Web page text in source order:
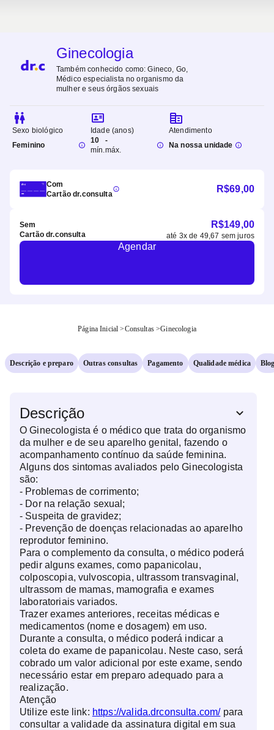
Ginecologia
Também conhecido como:Gineco, Go,
Médico especialista no organismo da
mulher e seus órgãos sexuais
Sexo biológico
Feminino
Idade (anos)
10
mín.
-
máx.
Atendimento
Na nossa unidade
Com
Cartão dr.consulta
R$69,00
Sem
Cartão dr.consulta
R$149,00
até 3x de 49,67 sem juros
Agendar
Página Inicial >Consultas >Ginecologia
Descrição e preparo Outras consultas Pagamento Qualidade médica
Descrição
O Ginecologista é o médico que trata do organismo
da mulher e de seu aparelho genital, fazendo o
acompanhamento contínuo da saúde feminina.
Alguns dos sintomas avaliados pelo Ginecologista
são:
- Problemas de corrimento;
- Dor na relação sexual;
- Suspeita de gravidez;
- Prevenção de doenças relacionadas ao aparelho
reprodutor feminino.
Para o complemento da consulta, o médico poderá
pedir alguns exames, como papanicolau,
colposcopia, vulvoscopia, ultrassom transvaginal,
ultrassom de mamas, mamografia e exames
laboratoriais variados.
Trazer exames anteriores, receitas médicas e
medicamentos (nome e dosagem) em uso.
Durante a consulta, o médico poderá indicar a
coleta do exame de papanicolau. Neste caso, será
cobrado um valor adicional por este exame, sendo
necessário estar em preparo adequado para a
realização.
Atenção
Utilize este link: https://valida.drconsulta.com/para
consultar a validade da assinatura digital em sua